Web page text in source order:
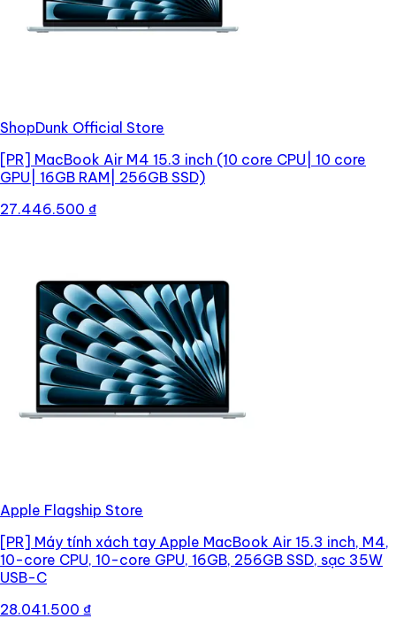
ShopDunk Official Store
[PR] MacBook Air M4 15.3 inch (10 core CPU| 10 core
GPU| 16GB RAM| 256GB SSD)
27.446.500 ₫
Apple Flagship Store
[PR] Máy tính xách tay Apple MacBook Air 15.3 inch, M4,
10-core CPU, 10-core GPU, 16GB, 256GB SSD, sạc 35W
USB-C
28.041.500 ₫